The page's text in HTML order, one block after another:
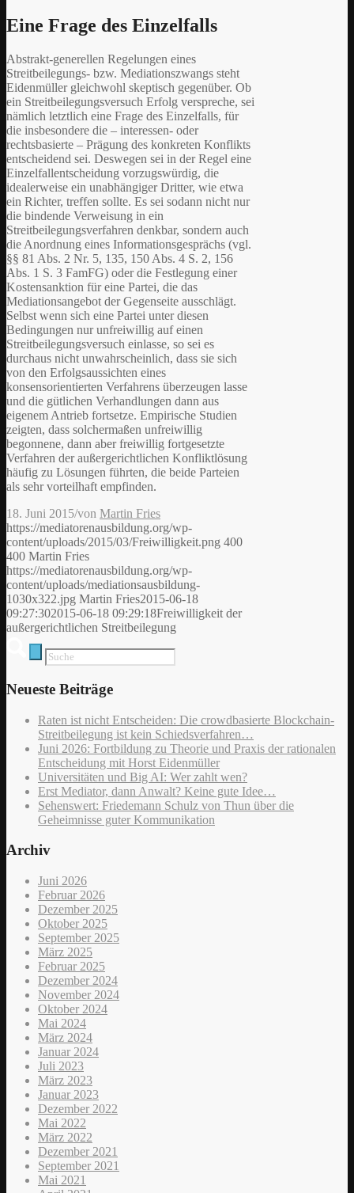
Eine Frage des Einzelfalls
Abstrakt-generellen Regelungen eines
Streitbeilegungs- bzw. Mediationszwangs steht
Eidenmüller gleichwohl skeptisch gegenüber. Ob
ein Streitbeilegungsversuch Erfolg verspreche, sei
nämlich letztlich eine Frage des Einzelfalls, für
die insbesondere die – interessen- oder
rechtsbasierte – Prägung des konkreten Konflikts
entscheidend sei. Deswegen sei in der Regel eine
Einzelfallentscheidung vorzugswürdig, die
idealerweise ein unabhängiger Dritter, wie etwa
ein Richter, treffen sollte. Es sei sodann nicht nur
die bindende Verweisung in ein
Streitbeilegungsverfahren denkbar, sondern auch
die Anordnung eines Informationsgesprächs (vgl.
§§ 81 Abs. 2 Nr. 5, 135, 150 Abs. 4 S. 2, 156
Abs. 1 S. 3 FamFG) oder die Festlegung einer
Kostensanktion für eine Partei, die das
Mediationsangebot der Gegenseite ausschlägt.
Selbst wenn sich eine Partei unter diesen
Bedingungen nur unfreiwillig auf einen
Streitbeilegungsversuch einlasse, so sei es
durchaus nicht unwahrscheinlich, dass sie sich
von den Erfolgsaussichten eines
konsensorientierten Verfahrens überzeugen lasse
und die gütlichen Verhandlungen dann aus
eigenem Antrieb fortsetze. Empirische Studien
zeigten, dass solchermaßen unfreiwillig
begonnene, dann aber freiwillig fortgesetzte
Verfahren der außergerichtlichen Konfliktlösung
häufig zu Lösungen führten, die beide Parteien
als sehr vorteilhaft empfinden.
18. Juni 2015/von Martin Fries
https://mediatorenausbildung.org/wp-
content/uploads/2015/03/Freiwilligkeit.png 400
400 Martin Fries
https://mediatorenausbildung.org/wp-
content/uploads/mediationsausbildung-
1030x322.jpg Martin Fries2015-06-18
09:27:302015-06-18 09:29:18Freiwilligkeit der
außergerichtlichen Streitbeilegung
Neueste Beiträge
Raten ist nicht Entscheiden: Die crowdbasierte Blockchain-
Streitbeilegung ist kein Schiedsverfahren…
Juni 2026: Fortbildung zu Theorie und Praxis der rationalen
Entscheidung mit Horst Eidenmüller
Universitäten und Big AI: Wer zahlt wen?
Erst Mediator, dann Anwalt? Keine gute Idee…
Sehenswert: Friedemann Schulz von Thun über die
Geheimnisse guter Kommunikation
Archiv
Juni 2026
Februar 2026
Dezember 2025
Oktober 2025
September 2025
März 2025
Februar 2025
Dezember 2024
November 2024
Oktober 2024
Mai 2024
März 2024
Januar 2024
Juli 2023
März 2023
Januar 2023
Dezember 2022
Mai 2022
März 2022
Dezember 2021
September 2021
Mai 2021